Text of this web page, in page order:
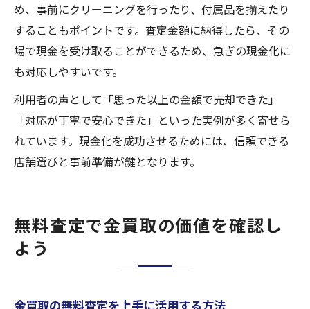
め、事前にクリーニングを行ったり、付属品を揃えたり
することもポイントです。査定金額に納得したら、その
場で現金を受け取ることができるため、急ぎの現金化に
も対応しやすいです。
利用者の声として「思った以上の金額で売却できた」
「対応が丁寧で安心できた」といった実例が多く寄せら
れています。現金化を成功させるためには、信頼できる
店舗選びと事前準備が鍵となります。
無料査定で金買取の価値を確認し
よう
金買取の無料査定を上手に活用する方法